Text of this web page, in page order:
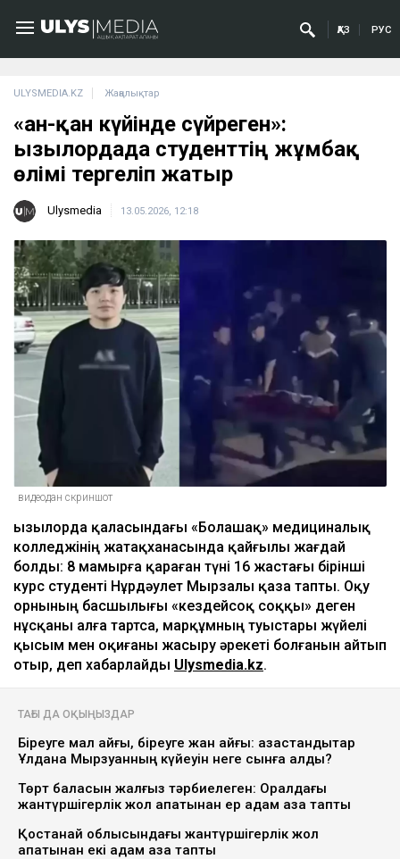
ҚАЗ РУС
ULYSMEDIA.KZ Жаңалықтар
«Қан-қан күйінде сүйреген»:
Қызылордада студенттің жұмбақ
өлімі тергеліп жатыр
Ulysmedia 13.05.2026, 12:18
видеодан скриншот
Қызылорда қаласындағы «Болашақ» медициналық
колледжінің жатақханасында қайғылы жағдай
болды: 8 мамырға қараған түні 16 жастағы бірінші
курс студенті Нұрдәулет Мырзалы қаза тапты. Оқу
орнының басшылығы «кездейсоқ соққы» деген
нұсқаны алға тартса, марқұмның туыстары жүйелі
қысым мен оқиғаны жасыру әрекеті болғанын айтып
отыр, деп хабарлайды Ulysmedia.kz.
ТАҒЫ ДА ОҚЫҢЫЗДАР
Біреуге мал қайғы, біреуге жан қайғы: қазақстандықтар
Ұлдана Мырзуанның күйеуін неге сынға алды?
Төрт баласын жалғыз тәрбиелеген: Оралдағы
жантүршігерлік жол апатынан ер адам қаза тапты
Қостанай облысындағы жантүршігерлік жол
апатынан екі адам қаза тапты